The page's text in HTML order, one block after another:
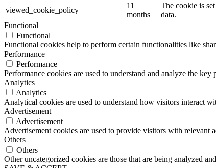
viewed_cookie_policy
11
months
The cookie is
data.
Functional
Functional
Functional cookies help to perform certain functionalities like
Performance
Performance
Performance cookies are used to understand and analyze the
Analytics
Analytics
Analytical cookies are used to understand how visitors interact
Advertisement
Advertisement
Advertisement cookies are used to provide visitors with relevant
Others
Others
Other uncategorized cookies are those that are being analyzed